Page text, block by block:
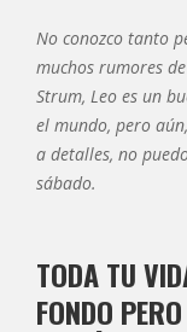
No conozco tanto
muchos rumores
Strum, Leo es un
el mundo, pero
a detalles, no
sábado.
TODA TU
FONDO